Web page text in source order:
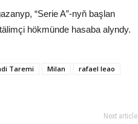
“Serie A”-nyň başlan
hökmünde hasaba alyndy.
Taremi Milan
rafael leao
Next article